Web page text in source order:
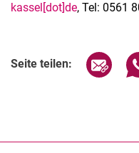
kassel[dot]de, Tel: 0561
Seite teilen: